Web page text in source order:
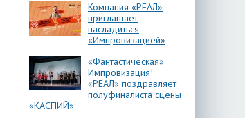
Компания «РЕАЛ»
приглашает
насладиться
«Импровизацией»
«Фантастическая»
Импровизация!
«РЕАЛ» поздравляет
полуфиналиста сцены
«КАСПИЙ»